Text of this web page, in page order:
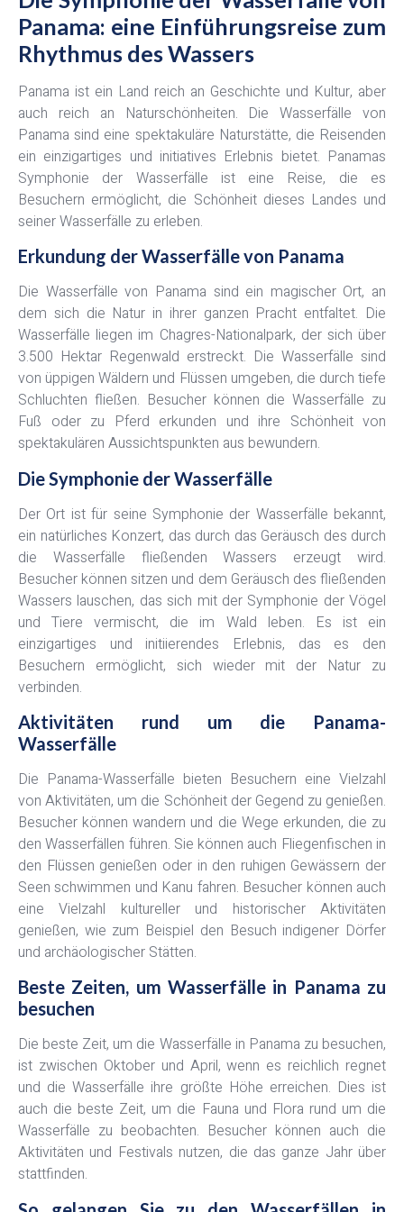
Panama: eine Einführungsreise zum
Rhythmus des Wassers
Panama ist ein Land reich an Geschichte und Kultur, aber
auch reich an Naturschönheiten. Die Wasserfälle von
Panama sind eine spektakuläre Naturstätte, die Reisenden
ein einzigartiges und initiatives Erlebnis bietet. Panamas
Symphonie der Wasserfälle ist eine Reise, die es
Besuchern ermöglicht, die Schönheit dieses Landes und
seiner Wasserfälle zu erleben.
Erkundung der Wasserfälle von Panama
Die Wasserfälle von Panama sind ein magischer Ort, an
dem sich die Natur in ihrer ganzen Pracht entfaltet. Die
Wasserfälle liegen im Chagres-Nationalpark, der sich über
3.500 Hektar Regenwald erstreckt. Die Wasserfälle sind
von üppigen Wäldern und Flüssen umgeben, die durch tiefe
Schluchten fließen. Besucher können die Wasserfälle zu
Fuß oder zu Pferd erkunden und ihre Schönheit von
spektakulären Aussichtspunkten aus bewundern.
Die Symphonie der Wasserfälle
Der Ort ist für seine Symphonie der Wasserfälle bekannt,
ein natürliches Konzert, das durch das Geräusch des durch
die Wasserfälle fließenden Wassers erzeugt wird.
Besucher können sitzen und dem Geräusch des fließenden
Wassers lauschen, das sich mit der Symphonie der Vögel
und Tiere vermischt, die im Wald leben. Es ist ein
einzigartiges und initiierendes Erlebnis, das es den
Besuchern ermöglicht, sich wieder mit der Natur zu
verbinden.
Aktivitäten rund um die Panama-
Wasserfälle
Die Panama-Wasserfälle bieten Besuchern eine Vielzahl
von Aktivitäten, um die Schönheit der Gegend zu genießen.
Besucher können wandern und die Wege erkunden, die zu
den Wasserfällen führen. Sie können auch Fliegenfischen in
den Flüssen genießen oder in den ruhigen Gewässern der
Seen schwimmen und Kanu fahren. Besucher können auch
eine Vielzahl kultureller und historischer Aktivitäten
genießen, wie zum Beispiel den Besuch indigener Dörfer
und archäologischer Stätten.
Beste Zeiten, um Wasserfälle in Panama zu
besuchen
Die beste Zeit, um die Wasserfälle in Panama zu besuchen,
ist zwischen Oktober und April, wenn es reichlich regnet
und die Wasserfälle ihre größte Höhe erreichen. Dies ist
auch die beste Zeit, um die Fauna und Flora rund um die
Wasserfälle zu beobachten. Besucher können auch die
Aktivitäten und Festivals nutzen, die das ganze Jahr über
stattfinden.